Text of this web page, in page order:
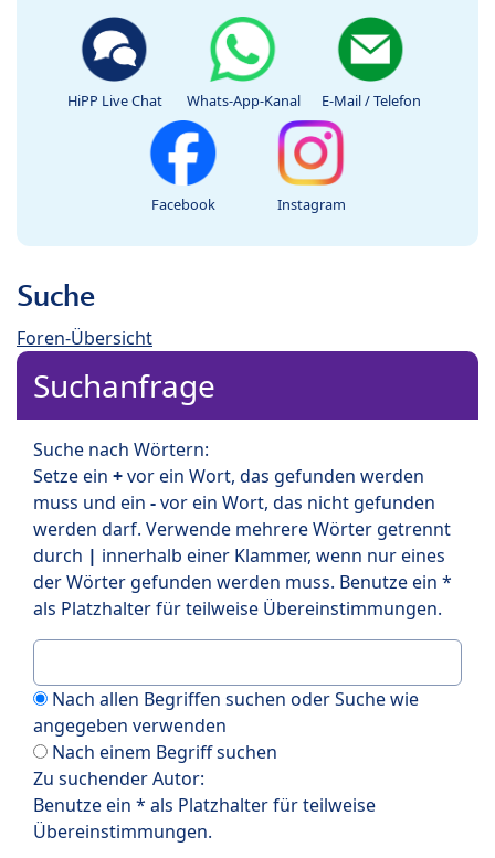
HiPP Live Chat Whats-App-Kanal E-Mail / Telefon
Facebook Instagram
Suche
Foren-Übersicht
Suchanfrage
Suche nach Wörtern:
Setze ein +vor ein Wort, das gefunden werden
muss und ein -vor ein Wort, das nicht gefunden
werden darf. Verwende mehrere Wörter getrennt
durch | innerhalb einer Klammer, wenn nur eines
der Wörter gefunden werden muss. Benutze ein *
als Platzhalter für teilweise Übereinstimmungen.
Nach allen Begriffen suchen oder Suche wie
angegeben verwenden
Nach einem Begriff suchen
Zu suchender Autor:
Benutze ein * als Platzhalter für teilweise
Übereinstimmungen.